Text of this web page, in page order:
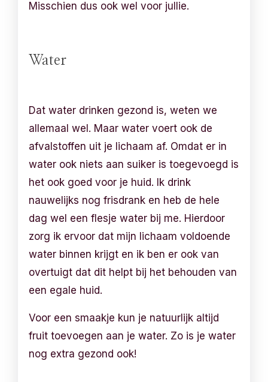
Misschien dus ook wel voor jullie.
Water
Dat water drinken gezond is, weten we
allemaal wel. Maar water voert ook de
afvalstoffen uit je lichaam af. Omdat er in
water ook niets aan suiker is toegevoegd is
het ook goed voor je huid. Ik drink
nauwelijks nog frisdrank en heb de hele
dag wel een flesje water bij me. Hierdoor
zorg ik ervoor dat mijn lichaam voldoende
water binnen krijgt en ik ben er ook van
overtuigt dat dit helpt bij het behouden van
een egale huid.
Voor een smaakje kun je natuurlijk altijd
fruit toevoegen aan je water. Zo is je water
nog extra gezond ook!